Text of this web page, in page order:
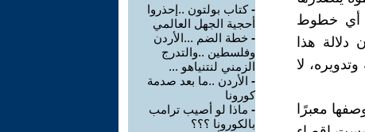
أي خطوط
هذا
لا
معبرًا
-كتاب بولتون ..إحذروا
أحجية الجهل العالمي
- خطة الضم ...الأردن
وفلسطين ..والتدرج
الزمني لنتنياهو ...
- الأردن ..ما بعد صدمة
كورونا
- ماذا لو أصيب ترامب
بالكورونا ؟؟؟